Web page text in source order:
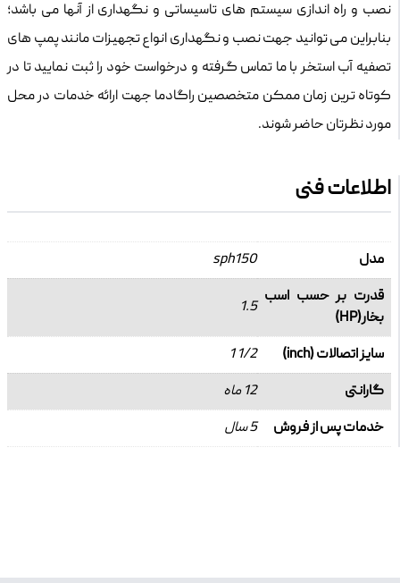
نصب و راه اندازی سیستم های تاسیساتی و نگهداری از آنها می باشد؛
بنابراین می توانید جهت نصب و نگهداری انواع تجهیزات مانند پمپ های
تصفیه آب استخر با ما تماس گرفته و درخواست خود را ثبت نمایید تا در
کوتاه ترین زمان ممکن متخصصین راگادما جهت ارائه خدمات در محل
مورد نظرتان حاضر شوند.
اطلاعات فنی
مدل
sph150
قدرت بر حسب اسب
بخار(HP)
1.5
سایز اتصالات (inch)
1/2 1
گارانتی
12 ماه
خدمات پس از فروش
5 سال